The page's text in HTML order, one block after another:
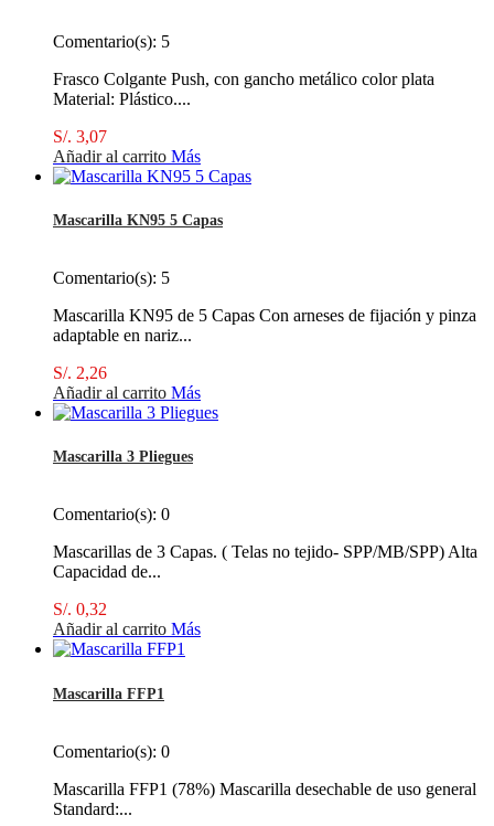
Comentario(s): 5
Frasco Colgante Push, con gancho metálico color plata
Material: Plástico....
S/. 3,07
Añadir al carrito Más
Mascarilla KN95 5 Capas
Comentario(s): 5
Mascarilla KN95 de 5 Capas Con arneses de fijación y pinza
adaptable en nariz...
S/. 2,26
Añadir al carrito Más
Mascarilla 3 Pliegues
Comentario(s): 0
Mascarillas de 3 Capas. ( Telas no tejido- SPP/MB/SPP) Alta
Capacidad de...
S/. 0,32
Añadir al carrito Más
Mascarilla FFP1
Comentario(s): 0
Mascarilla FFP1 (78%) Mascarilla desechable de uso general
Standard:...